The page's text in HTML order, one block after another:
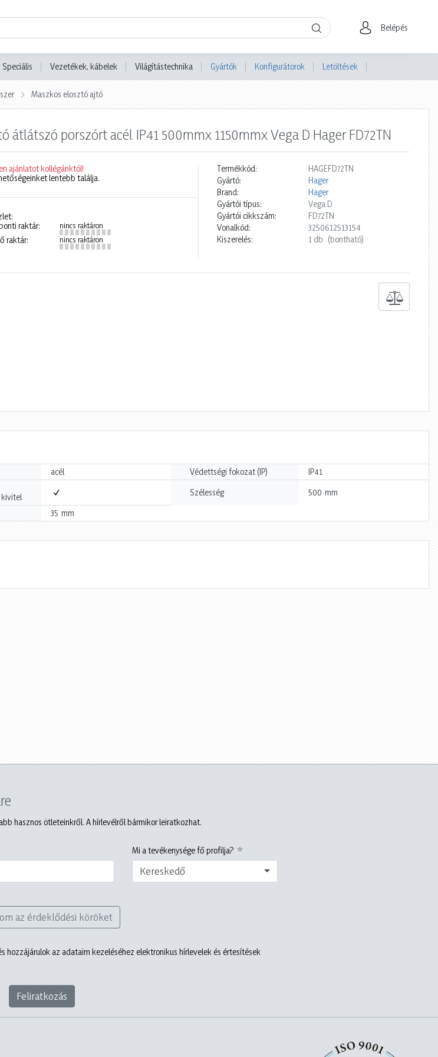
Belépés
Speciális Vezetékek, kábelek Világítástechnika Gyártók Konfigurátorok Letöltések
Maszkos elosztó ajtó
átlátszó porszórt acél IP41 500mmx 1150mmx Vega D Hager FD72TN
ajánlatot kollégánktól!
lentebb találja.
raktár:
nincs raktáron
raktár: nincs raktáron
Termékkód:
HAGEFD72TN
Gyártó:
Hager
Brand:
Hager
Gyártói típus:
Vega D
Gyártói cikkszám:
FD72TN
Vonalkód:
3250612513154
Kiszerelés:
1 db (bontható)
acél Védettségi fokozat (IP) IP41
kivitel
Szélesség 500 mm
35 mm
hasznos ötleteinkről. A hírlevélről bármikor leiratkozhat.
Mi a tevékenysége fő profilja?
Kereskedő
az érdeklődési köröket
hozzájárulok az adataim kezeléséhez elektronikus hírlevelek és értesítések
Feliratkozás